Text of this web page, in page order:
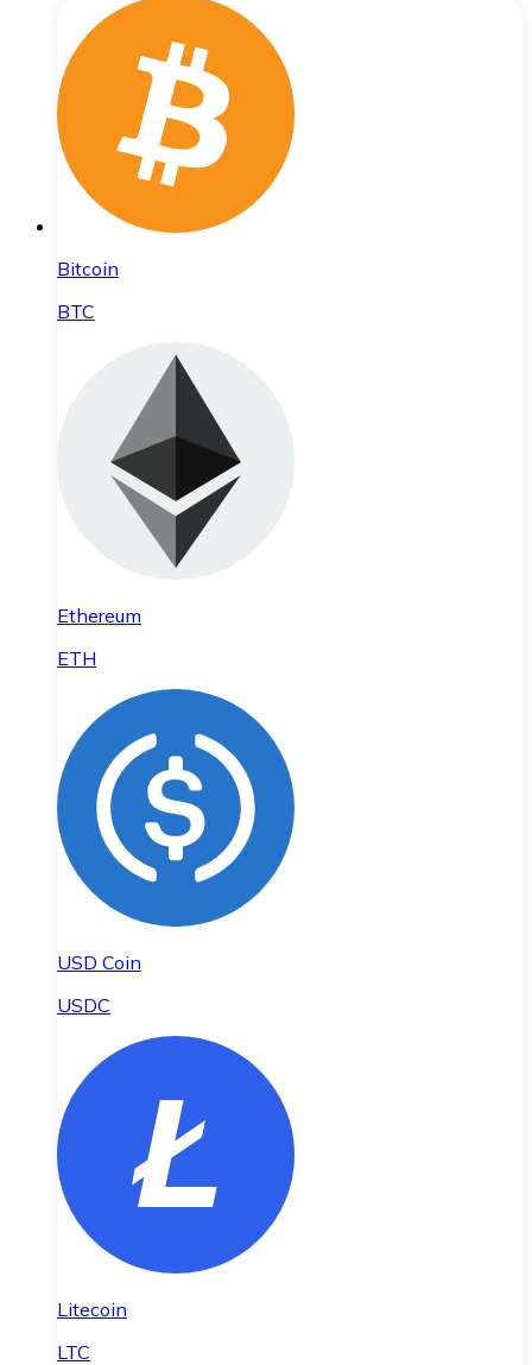
Bitcoin
BTC
Ethereum
ETH
USD Coin
USDC
Litecoin
LTC